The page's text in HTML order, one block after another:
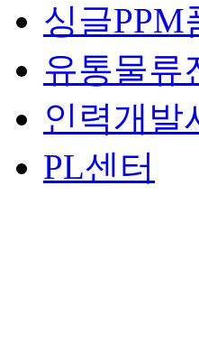
싱글
유통물류
인력개발
PL센터